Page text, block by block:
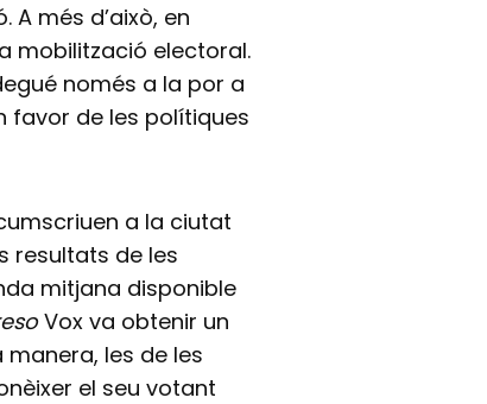
més d’això, en
mobilització electoral.
només a la por a
favor de les polítiques
a la ciutat
resultats de les
mitjana disponible
Vox va obtenir un
manera, les de les
el seu votant